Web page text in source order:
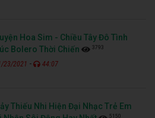
Hoa Sim - Chiều Tây Đô Tình
Bolero Thời Chiến
3793
23/2021 - 44:07
Thiếu Nhi Hiện Đại Nhạc Trẻ Em
5150